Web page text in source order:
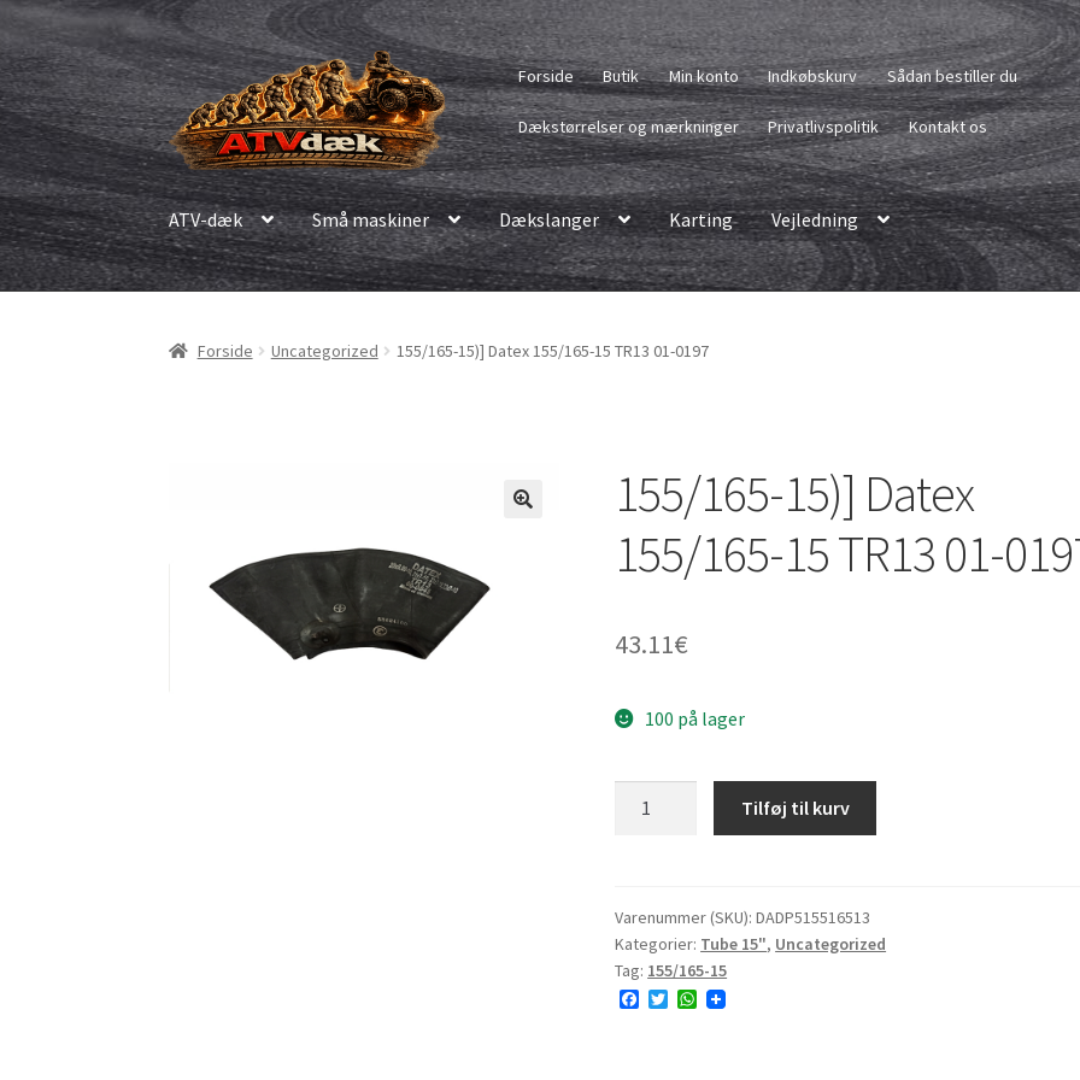
Spring
til
navigation
Spring
til
indhold
Forside Butik Min konto Indkøbskurv Sådan bestiller du
Dækstørrelser og mærkninger Privatlivspolitik Kontakt os
ATV-dæk Små maskiner Dækslanger Karting
Vejledning
Forside Uncategorized 155/165-15)] Datex 155/165-15 TR13 01-0197
155/165-15)] Datex
155/165-15 TR13 01-
43.11€
100 på lager
15
TR13
01-
0197
Tilføj til kurv
Varenummer (SKU):DADP515516513
Kategorier: Tube 15", Uncategorized
Tag: 155/165-15
F
T
W